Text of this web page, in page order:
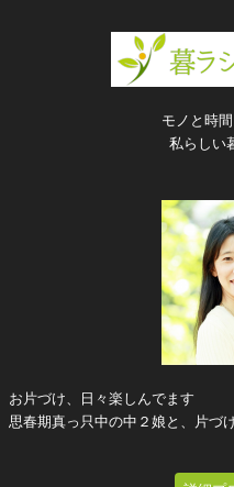
モノと時
私らしい
お片づけ、日々楽しんでます
思春期真っ只中の中２娘と、片づ